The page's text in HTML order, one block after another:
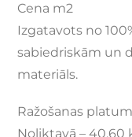
Cena m2
Izgatavots no
sabiedriskām un
materiāls.
Ražošanas
Noliktavā – 40,60